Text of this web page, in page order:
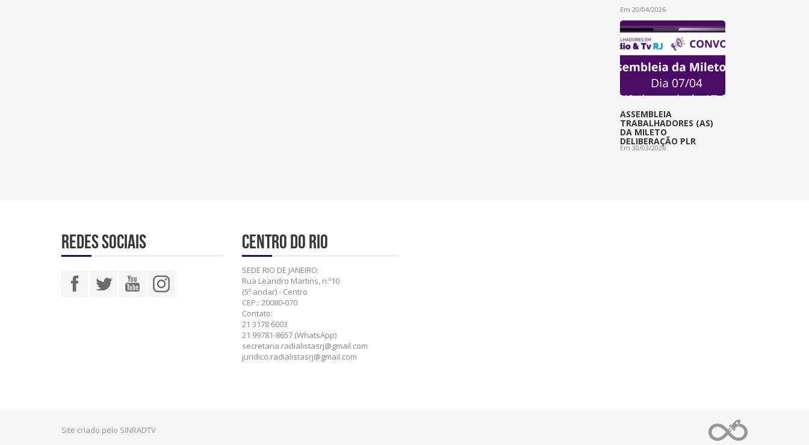
Em 20/04/2026
ASSEMBLEIA
TRABALHADORES (AS)
DA MILETO
DELIBERAÇÃO PLR
Em 30/03/2026
Redes sociais Centro do Rio
SEDE RIO DE JANEIRO:
Rua Leandro Martins, n.º10
(5º andar) - Centro
CEP.: 20080-070
Contato:
21 3178 6003
21 99781-8657 (WhatsApp)
secretaria.radialistasrj@gmail.com
juridico.radialistasrj@gmail.com
Site criado pelo SINRADTV